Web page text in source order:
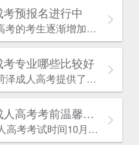
预报名进行中
每年报考成人高考的考生逐渐增加，意味着竞争加大，只有充分备考，才能一次通过考试。学历改革即将全面实施，趁早学历提升是最好的选择。
专业哪些比较好
在菏泽地区，菏泽成人高考提供了多种热门专业供考生选择，涵盖了语言、机械电气、土建、管理、医学、设计、法律、电子信息、教育和技术等多个领域。以下是对几类别专业的推荐，以帮助考生做出更好的选择。
2024年菏泽成人高考考前温馨提醒
2024年菏泽成人高考考试时间10月19日-20日，我们特别准备了这份考前提醒，希望能为你们的备考之路增添一份信心和力量